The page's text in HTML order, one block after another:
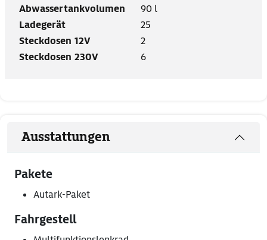
Abwassertankvolumen
90 l
Ladegerät
25
Steckdosen 12V
2
Steckdosen 230V
6
Ausstattungen
Pakete
Autark-Paket
Fahrgestell